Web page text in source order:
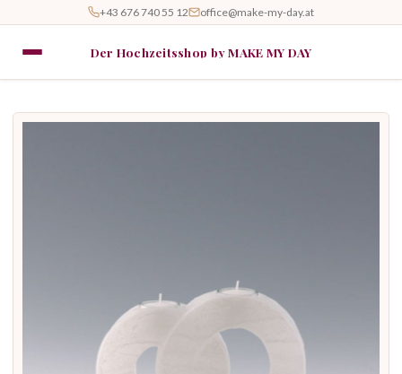
+43 676 740 55 12 office@make-my-day.at
Der Hochzeitsshop by MAKE MY DAY